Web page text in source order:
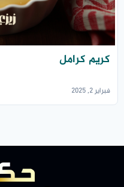
كريم كرامل
فبراير 2, 2025